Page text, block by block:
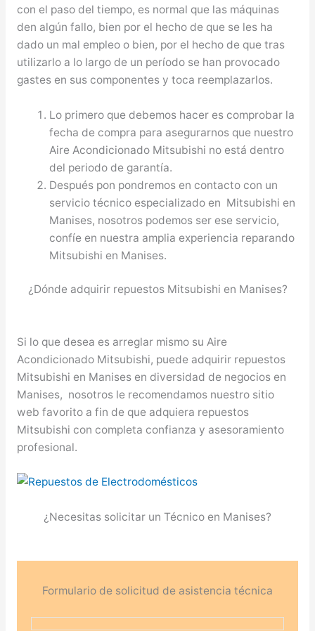
con el paso del tiempo, es normal que las máquinas
den algún fallo, bien por el hecho de que se les ha
dado un mal empleo o bien, por el hecho de que tras
utilizarlo a lo largo de un período se han provocado
gastes en sus componentes y toca reemplazarlos.
Lo primero que debemos hacer es comprobar la
fecha de compra para asegurarnos que nuestro
Aire Acondicionado Mitsubishi no está dentro
del periodo de garantía.
Después pon pondremos en contacto con un
servicio técnico especializado en Mitsubishi en
Manises, nosotros podemos ser ese servicio,
confíe en nuestra amplia experiencia reparando
Mitsubishi en Manises.
¿Dónde adquirir repuestos Mitsubishi en Manises?
Si lo que desea es arreglar mismo su Aire
Acondicionado Mitsubishi, puede adquirir repuestos
Mitsubishi en Manises en diversidad de negocios en
Manises, nosotros le recomendamos nuestro sitio
web favorito a fin de que adquiera repuestos
Mitsubishi con completa confianza y asesoramiento
profesional.
¿Necesitas solicitar un Técnico en Manises?
Formulario de solicitud de asistencia técnica